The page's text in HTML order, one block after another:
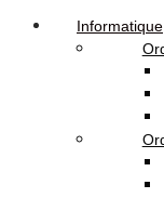
Divers
Informatique